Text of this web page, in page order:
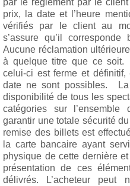
par le règlement par le
prix, la date et l’heure
vérifiés par le client au
s’assure qu’il
Aucune réclamation
à quelque titre que ce soit.
celui-ci est ferme et
date ne sont possibles.
disponibilité de tous les
catégories sur
garantir une totale sécurité
remise des billets est
la carte bancaire ayant
physique de cette dernière
présentation de ces
délivrés. L’acheteur peut